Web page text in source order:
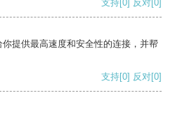
支持[0] 反对[0]
提供最高速度和安全性的连接，并帮
支持[0] 反对[0]